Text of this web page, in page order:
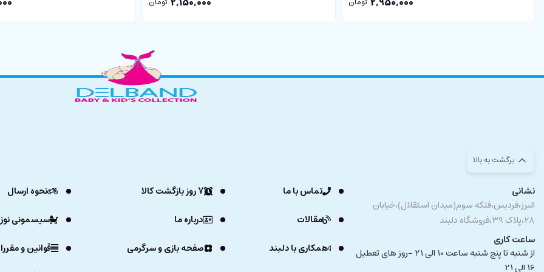
برگشت به بالا
نشانی
البرز،فردیس،فلکه سوم(میدان استقلال)،خیابان
28،پلاک 39،فروشگاه دلبند
ساعت کاری
از شنبه تا پنج شنبه ساعت 10 الی 21 -روز های تعطیل
16 الی 21
تماس با ما 7 روز بازگشت کالا
نحوه ارسال
مقالات
درباره ما
سیسمونی
همکاری با دلبند
صفحه بازی و سرگرمی
قوانین و